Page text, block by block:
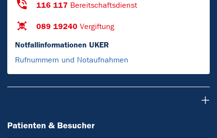
116 117 Bereitschaftsdienst
089 19240 Vergiftung
Notfallinformationen UKER
Rufnummern und Notaufnahmen
Patienten & Besucher